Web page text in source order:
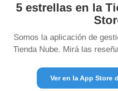
5 estrellas en la
Somos la aplicación de
Tienda Nube. Mirá las
Ver en la App Store